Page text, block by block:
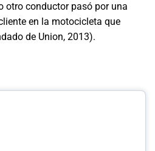
otro conductor pasó por una
en la motocicleta que
de Union, 2013).